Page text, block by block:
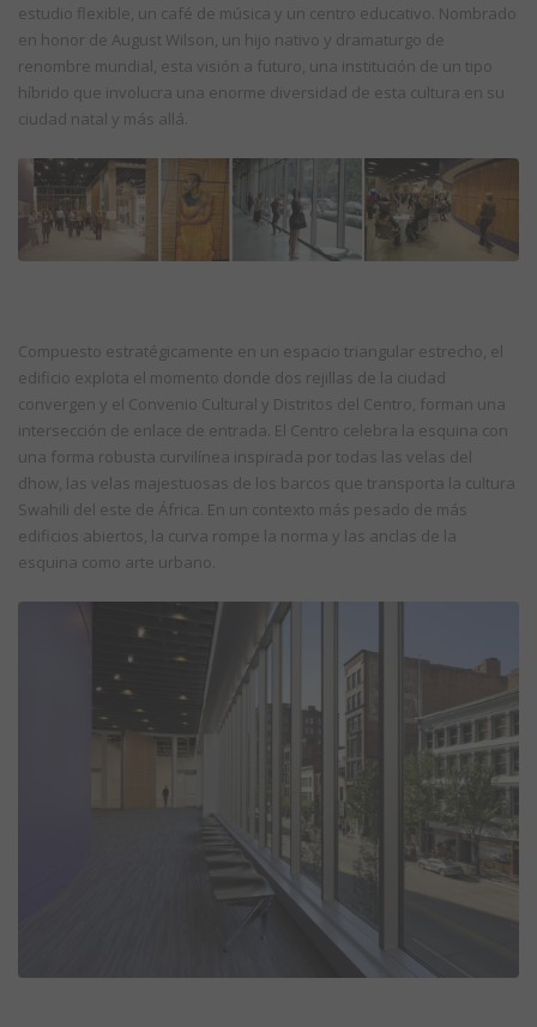
estudio flexible, un café de música y un centro educativo. Nombrado
en honor de August Wilson, un hijo nativo y dramaturgo de
renombre mundial, esta visión a futuro, una institución de un tipo
híbrido que involucra una enorme diversidad de esta cultura en su
ciudad natal y más allá.
Compuesto estratégicamente en un espacio triangular estrecho, el
edificio explota el momento donde dos rejillas de la ciudad
convergen y el Convenio Cultural y Distritos del Centro, forman una
intersección de enlace de entrada. El Centro celebra la esquina con
una forma robusta curvilínea inspirada por todas las velas del
dhow, las velas majestuosas de los barcos que transporta la cultura
Swahili del este de África. En un contexto más pesado de más
edificios abiertos, la curva rompe la norma y las anclas de la
esquina como arte urbano.